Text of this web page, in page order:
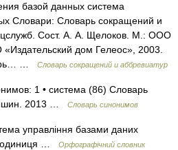
базой данных система
Словари: Словарь сокращений и
Сост. А. А. Щелоков. М.: ООО
дом Гелеос», 2003.
…
Словарь сокращений и аббревиатур
1 • система (86) Словарь
2013 …
Словарь синонимов
управління базами даних
одиниця …
Орфографічний словник